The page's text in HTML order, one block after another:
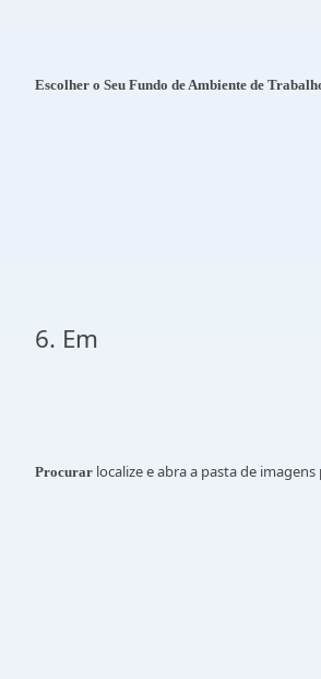
Escolher o Seu Fundo de Ambiente de
6. Em
Procurar localize e abra a pasta de imagens